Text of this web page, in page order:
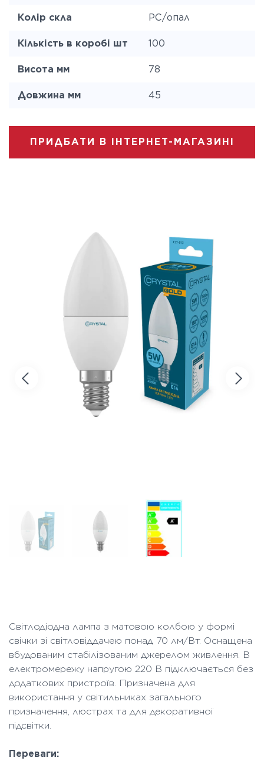
Колір скла PC/опал
Кількість в коробі шт 100
Висота мм 78
Довжина мм 45
ПРИДБАТИ В ІНТЕРНЕТ-МАГАЗИНІ
Світлодіодна лампа з матовою колбою у формі
свічки зі світловіддачею понад 70 лм/Вт. Оснащена
вбудованим стабілізованим джерелом живлення. В
електромережу напругою 220 В підключається без
додаткових пристроїв. Призначена для
використання у світильниках загального
призначення, люстрах та для декоративної
підсвітки.
Переваги: